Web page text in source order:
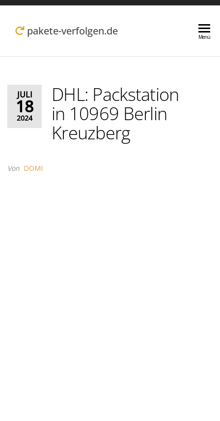
Zum
Inhalt pakete-verfolgen.de Menü
JULI
18
2024
DHL: Packstation
in 10969 Berlin
Kreuzberg
Von DOMI